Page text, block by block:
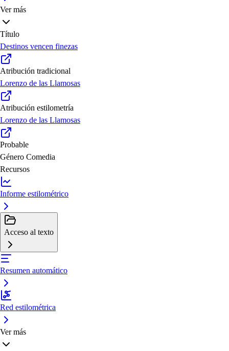
Ver más
Título
Destinos vencen finezas
Atribución tradicional
Lorenzo de las Llamosas
Atribución estilometría
Lorenzo de las Llamosas
Probable
Género Comedia
Recursos
Informe estilométrico
Acceso al texto
Resumen automático
Red estilométrica
Ver más